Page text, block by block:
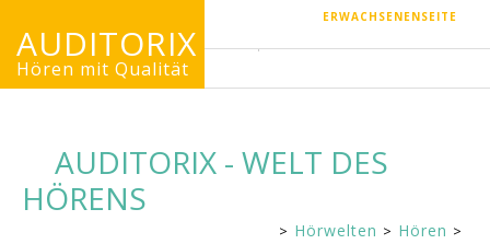
ERWACHSENENSEITE
AUDITORIX
Hören mit Qualität
AUDITORIX - WELT DES
HÖRENS
Kinderseite
Hörwelten
Hören